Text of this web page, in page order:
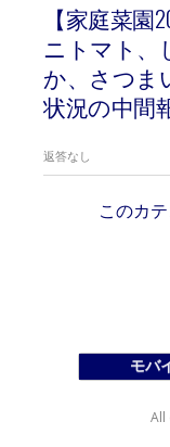
【家庭菜園
ニトマト、
か、さつま
状況の中間
返答なし
このカ
モバ
All